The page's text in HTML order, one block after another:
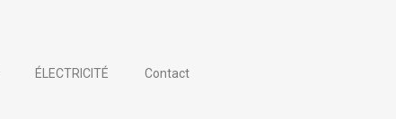
ÉLECTRICITÉ Contact